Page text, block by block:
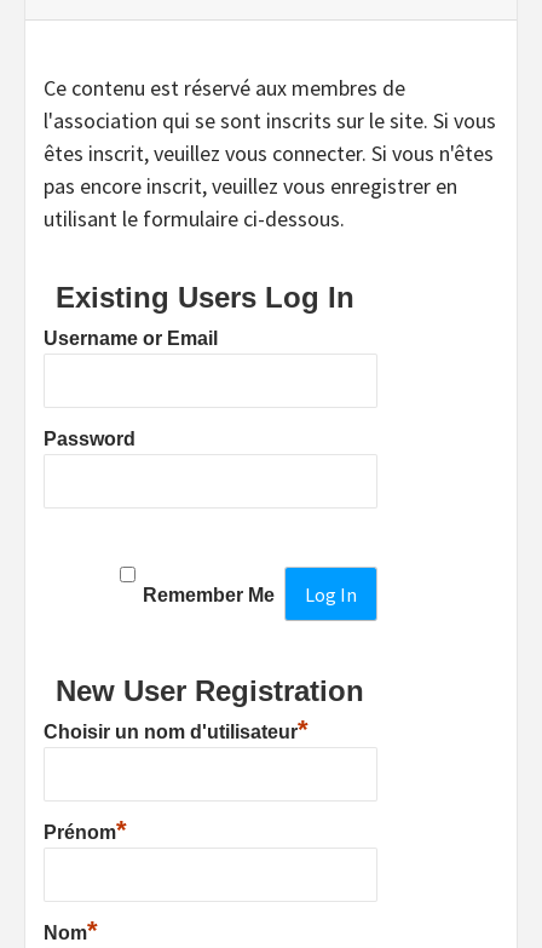
Ce contenu est réservé aux membres de
l'association qui se sont inscrits sur le site. Si vous
êtes inscrit, veuillez vous connecter. Si vous n'êtes
pas encore inscrit, veuillez vous enregistrer en
utilisant le formulaire ci-dessous.
Existing Users Log In
Username or Email
Password
Remember Me
New User Registration
Choisir un nom d'utilisateur*
Prénom*
Nom*